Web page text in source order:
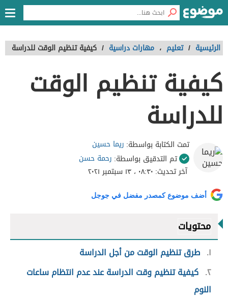
الرئيسية / تعليم ، مهارات دراسية / كيفية تنظيم الوقت للدراسة
كيفية تنظيم الوقت
للدراسة
تمت الكتابة بواسطة: ريما حسين
تم التدقيق بواسطة: رحمة حسن
آخر تحديث: ٠٨:٣٠ ، ١٣ سبتمبر ٢٠٢١
أضف موضوع كمصدر مفضل في جوجل
محتويات
١ طرق تنظيم الوقت من أجل الدراسة
٢ كيفية تنظيم وقت الدراسة عند عدم انتظام ساعات
النوم